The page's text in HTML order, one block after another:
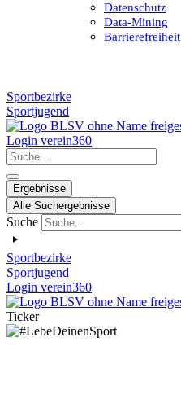
Daten­schutz
Data-Mining
Barrie­re­frei­heit
Sportbezirke
Sportjugend
Login verein360
Search
...
Ergebnisse
Alle Suchergebnisse
Suche
Sportbezirke
Sportjugend
Login verein360
Ticker